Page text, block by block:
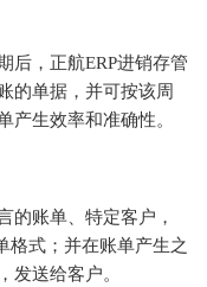
后，正航ERP进销存管
的单据，并可按该周
产生效率和准确性。
的账单、特定客户，
格式；并在账单产生之
发送给客户。